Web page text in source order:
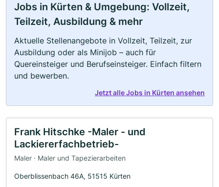
Jobs in Kürten & Umgebung: Vollzeit,
Teilzeit, Ausbildung & mehr
Aktuelle Stellenangebote in Vollzeit, Teilzeit, zur
Ausbildung oder als Minijob – auch für
Quereinsteiger und Berufseinsteiger. Einfach filtern
und bewerben.
Jetzt alle Jobs in Kürten ansehen
Frank Hitschke -Maler - und
Lackiererfachbetrieb-
Maler · Maler und Tapezierarbeiten
Oberblissenbach 46A, 51515 Kürten